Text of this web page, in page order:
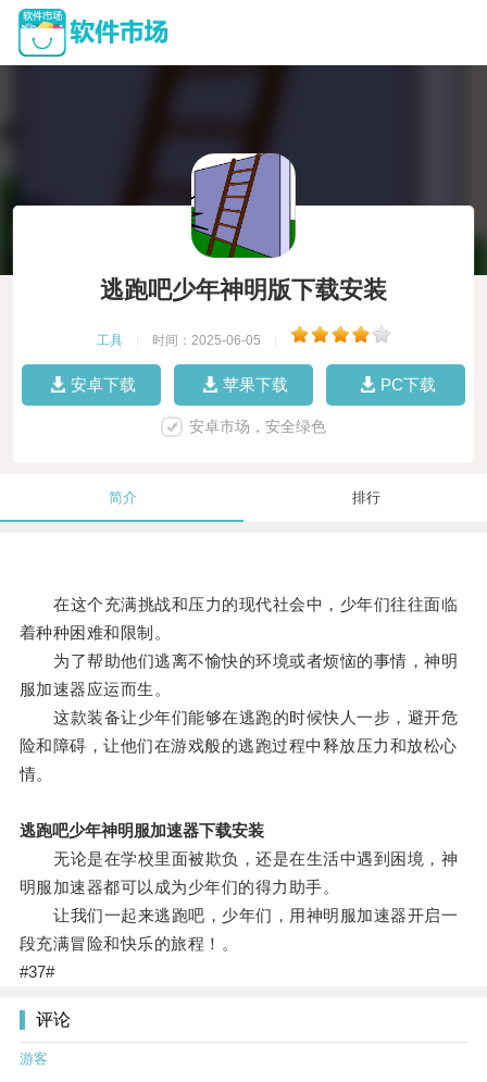
逃跑吧少年神明版下载安装
工具 时间：2025-06-05
安卓下载 苹果下载 PC下载
安卓市场，安全绿色
简介 排行
在这个充满挑战和压力的现代社会中，少年们往往面临
着种种困难和限制。
为了帮助他们逃离不愉快的环境或者烦恼的事情，神明
服加速器应运而生。
这款装备让少年们能够在逃跑的时候快人一步，避开危
险和障碍，让他们在游戏般的逃跑过程中释放压力和放松心
情。
逃跑吧少年神明服加速器下载安装
无论是在学校里面被欺负，还是在生活中遇到困境，神
明服加速器都可以成为少年们的得力助手。
让我们一起来逃跑吧，少年们，用神明服加速器开启一
段充满冒险和快乐的旅程！。
#37#
评论
游客